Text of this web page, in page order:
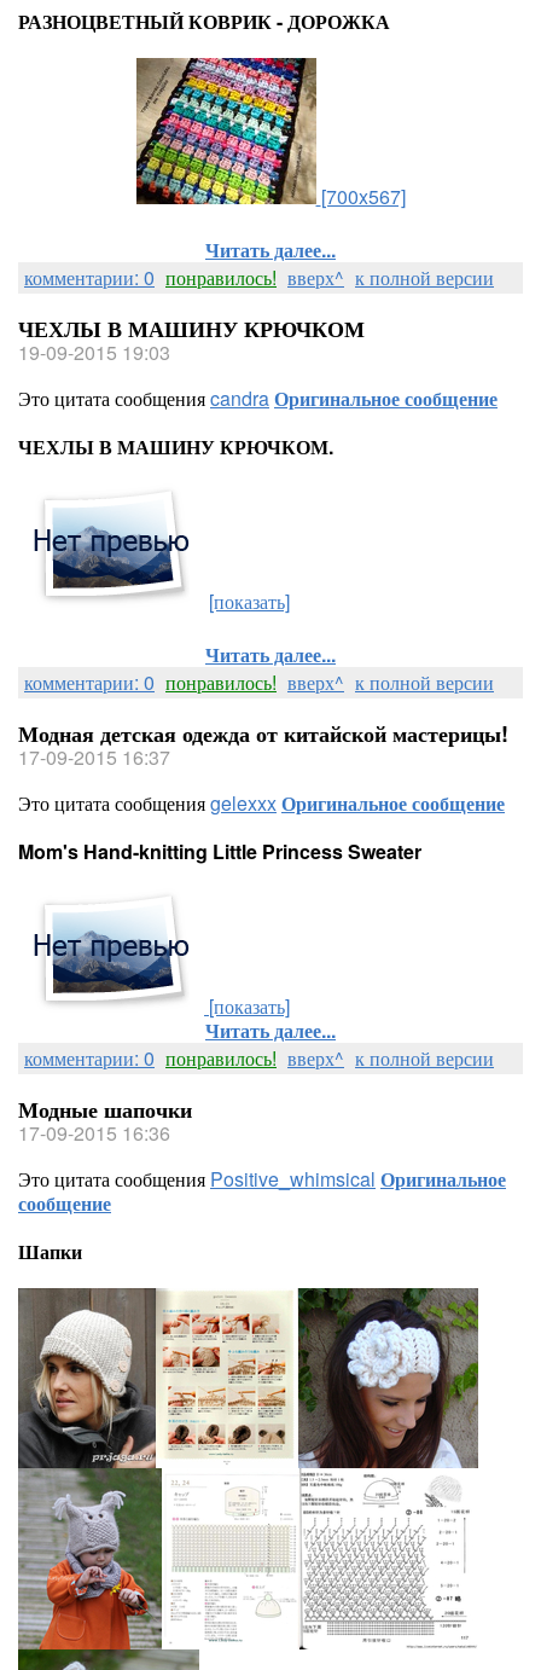
РАЗНОЦВЕТНЫЙ КОВРИК - ДОРОЖКА
[700x567]
Читать далее...
комментарии: 0 понравилось! вверх^ к полной версии
ЧЕХЛЫ В МАШИНУ КРЮЧКОМ
19-09-2015 19:03
Это цитата сообщенияcandraОригинальное сообщение
ЧЕХЛЫ В МАШИНУ КРЮЧКОМ.
[показать]
Читать далее...
комментарии: 0 понравилось! вверх^ к полной версии
Модная детская одежда от китайской мастерицы!
17-09-2015 16:37
Это цитата сообщенияgelexxxОригинальное сообщение
Mom's Hand-knitting Little Princess Sweater
[показать]
Читать далее...
комментарии: 0 понравилось! вверх^ к полной версии
Модные шапочки
17-09-2015 16:36
Это цитата сообщения Positive_whimsical Оригинальное
сообщение
Шапки